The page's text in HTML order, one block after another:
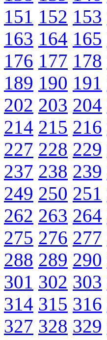
151 152 153
163 164 165
176 177 178
189 190 191
202 203 204
214 215 216
227 228 229
237 238 239
249 250 251
262 263 264
275 276 277
288 289 290
301 302 303
314 315 316
327 328 329